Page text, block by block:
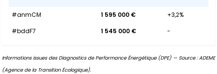
#anmCM 1 595 000 €
+3,2%
#bddF7
1 545 000 € -
Informations issues des Diagnostics de Performance Énergétique (DPE) — Source : ADEME
(Agence de la Transition Écologique).